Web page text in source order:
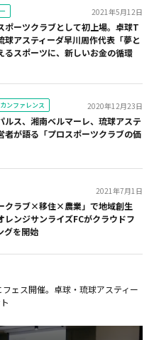
2021年5月12日
ポーツクラブとして初上場。卓球T
球アスティーダ早川周作代表「夢と
るスポーツに、新しいお金の循環
ンファレンス 2020年12月23日
ルス、湘南ベルマーレ、琉球アステ
者が語る「プロスポーツクラブの価
2021年7月1日
クラブ×移住×農業」で地域創生
レンジサンライズFCがクラウドフ
グを開始
ェス開催。卓球・琉球アスティー